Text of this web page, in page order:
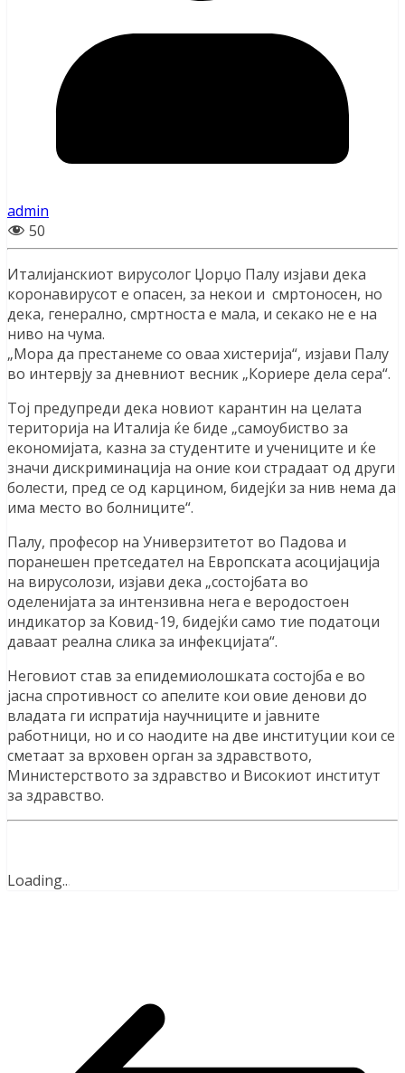
admin
50
Италијанскиот вирусолог Џорџо Палу изјави дека
коронавирусот е опасен, за некои и смртоносен, но
дека, генерално, смртноста е мала, и секако не е на
ниво на чума.
„Мора да престанеме со оваа хистерија“, изјави Палу
во интервју за дневниот весник „Кориере дела сера“.
Тој предупреди дека новиот карантин на целата
територија на Италија ќе биде „самоубиство за
економијата, казна за студентите и учениците и ќе
значи дискриминација на оние кои страдаат од други
болести, пред се од карцином, бидејќи за нив нема да
има место во болниците“.
Палу, професор на Универзитетот во Падова и
поранешен претседател на Европската асоцијација
на вирусолози, изјави дека „состојбата во
оделенијата за интензивна нега е веродостоен
индикатор за Ковид-19, бидејќи само тие податоци
даваат реална слика за инфекцијата“.
Неговиот став за епидемиолошката состојба е во
јасна спротивност со апелите кои овие денови до
владата ги испратија научниците и јавните
работници, но и со наодите на две институции кои се
сметаат за врховен орган за здравството,
Министерството за здравство и Високиот институт
за здравство.
Loading...